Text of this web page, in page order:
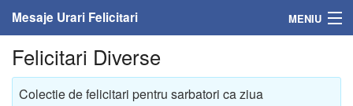
Mesaje Urari Felicitari MENIU
Home
Mesaje
Felicitari Diverse
Colectie de felicitari pentru sarbatori ca ziua